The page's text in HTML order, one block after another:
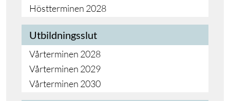
Höstterminen 2028
Utbildningsslut
Vårterminen 2028
Vårterminen 2029
Vårterminen 2030